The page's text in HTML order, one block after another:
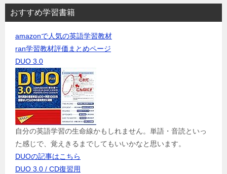
おすすめ学習書籍
amazonで人気の英語学習教材
ran学習教材評価まとめページ
DUO 3.0
自分の英語学習の生命線かもしれません。単語・音読といっ
た感じで、覚えきるまでしてもいいかなと思います。
DUOの記事はこちら
DUO 3.0 / CD復習用